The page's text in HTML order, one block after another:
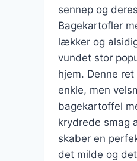
sennep og
Bagekartofler
lækker og
vundet stor
hjem. Denne
enkle, men
bagekartoffel
krydrede smag
skaber en
det milde og